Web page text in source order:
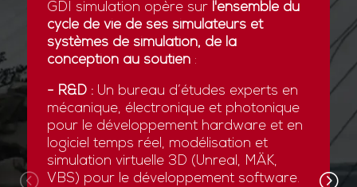
GDI simulation opère sur l'ensemble du
cycle de vie de ses simulateurs et
systèmes de simulation, de la
conception au soutien:
- R&D :Un bureau d’études experts en
mécanique, électronique et photonique
pour le développement hardware et en
logiciel temps réel, modélisation et
simulation virtuelle 3D (Unreal, MÄK,
VBS) pour le développement software.